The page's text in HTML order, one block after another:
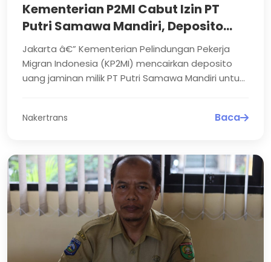
Kementerian P2MI Cabut Izin PT
Putri Samawa Mandiri, Deposito
Rp1,5 Miliar Dicairkan untuk
Pemenuhan Hak Pekerja Migran
Indonesia
Jakarta â€” Kementerian Pelindungan Pekerja
Migran Indonesia (KP2MI) mencairkan deposito
uang jaminan milik PT Putri Samawa Mandiri untuk
Nakertrans Baca